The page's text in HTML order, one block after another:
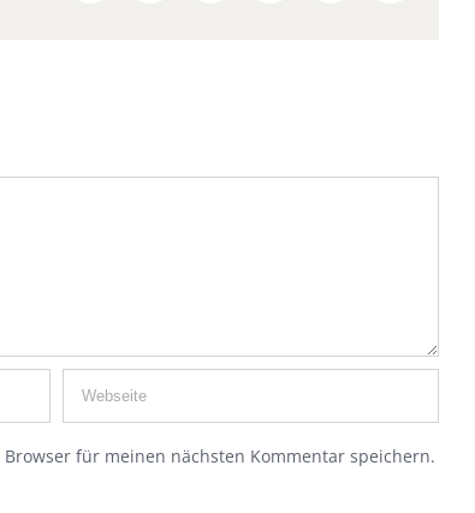
für meinen nächsten Kommentar speichern.